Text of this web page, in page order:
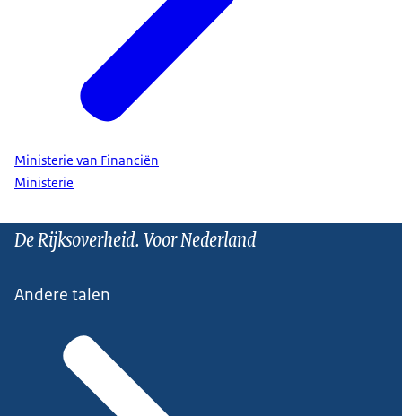
Ministerie van Financiën
Ministerie
De Rijksoverheid. Voor Nederland
Andere talen